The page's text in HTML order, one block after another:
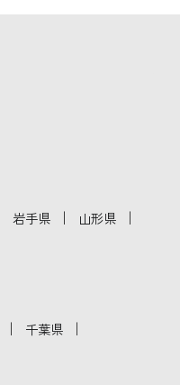
岩手県 ｜ 山形県 ｜
｜ 千葉県 ｜